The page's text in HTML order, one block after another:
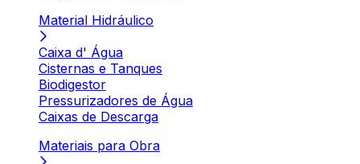
Material Hidráulico
Caixa d' Água
Cisternas e Tanques
Biodigestor
Pressurizadores de Água
Caixas de Descarga
Materiais para Obra